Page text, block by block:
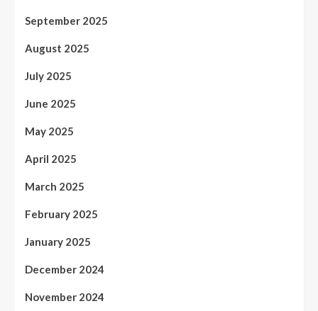
September 2025
August 2025
July 2025
June 2025
May 2025
April 2025
March 2025
February 2025
January 2025
December 2024
November 2024